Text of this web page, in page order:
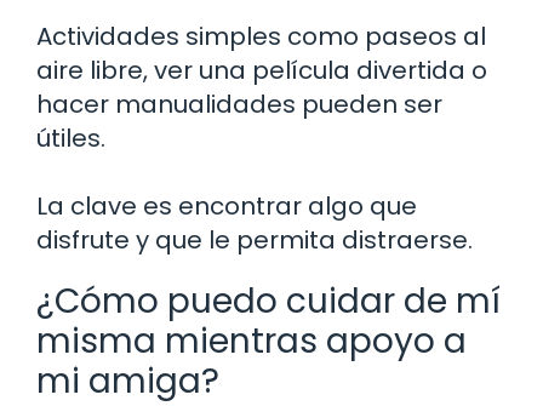
Actividades simples como paseos al
aire libre, ver una película divertida o
hacer manualidades pueden ser
útiles.
La clave es encontrar algo que
disfrute y que le permita distraerse.
¿Cómo puedo cuidar de mí
misma mientras apoyo a
mi amiga?